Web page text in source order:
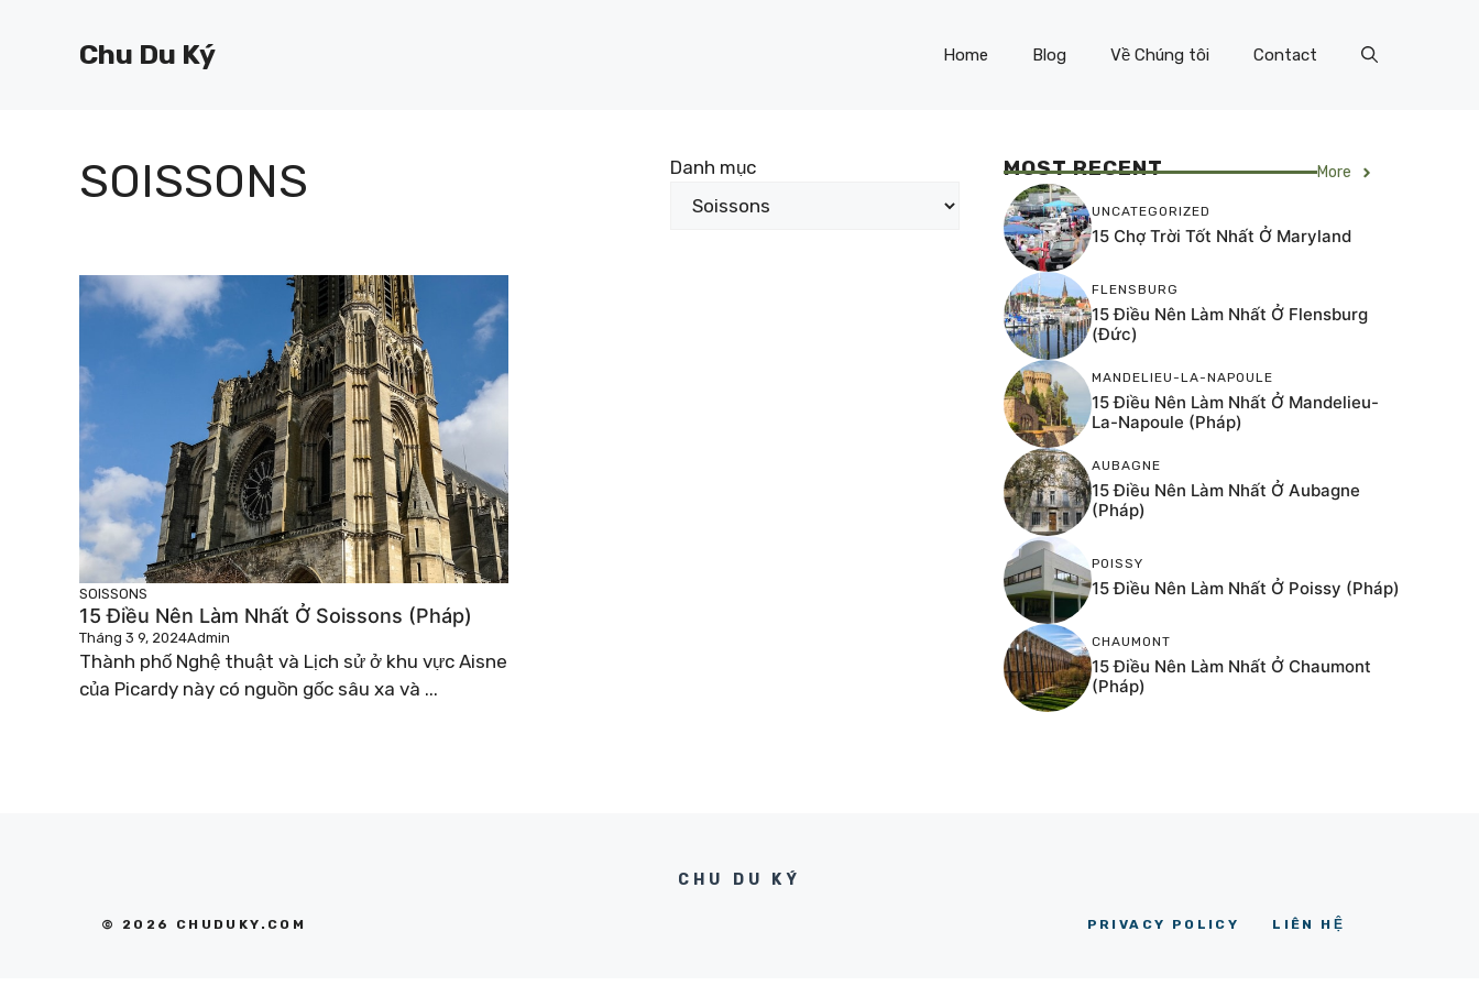
Chu Du Ký Home Blog Về Chúng tôi Contact
SOISSONS Danh mục
SOISSONS
15 Điều Nên Làm Nhất Ở Soissons (Pháp)
Tháng 3 9, 2024Admin
Thành phố Nghệ thuật và Lịch sử ở khu vực Aisne
của Picardy này có nguồn gốc sâu xa và ...
MOST RECENT More
UNCATEGORIZED
15 Chợ Trời Tốt Nhất Ở Maryland
FLENSBURG
15 Điều Nên Làm Nhất Ở Flensburg
(Đức)
MANDELIEU-LA-NAPOULE
15 Điều Nên Làm Nhất Ở Mandelieu-
La-Napoule (Pháp)
AUBAGNE
15 Điều Nên Làm Nhất Ở Aubagne
(Pháp)
POISSY
15 Điều Nên Làm Nhất Ở Poissy (Pháp)
CHAUMONT
15 Điều Nên Làm Nhất Ở Chaumont
(Pháp)
CHU DU KÝ
© 2026 CHUDUKY.COM PRIVACY POLICY LIÊN HỆ